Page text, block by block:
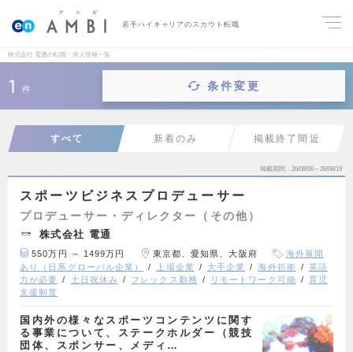
若手ハイキャリアのスカウト転職
株式会社 電通の転職・求人情報一覧
1 件 条件変更
すべて 新着のみ 掲載終了間近
掲載期間 26/08/06～26/08/19
スポーツビジネスプロデューサー
プロデューサー・ディレクター（その他）
株式会社 電通
550万円 ～ 1499万円 東京都、愛知県、大阪府
海外展開
あり（日系グローバル企業）
上場企業 大手企業 海外折衝
英語
力が必要
土日祝休み フレックス勤務 リモートワーク可能
育児
支援制度
国内外の様々なスポーツコンテンツに関す
る事業について、ステークホルダー（競技
団体、スポンサー、メディ…